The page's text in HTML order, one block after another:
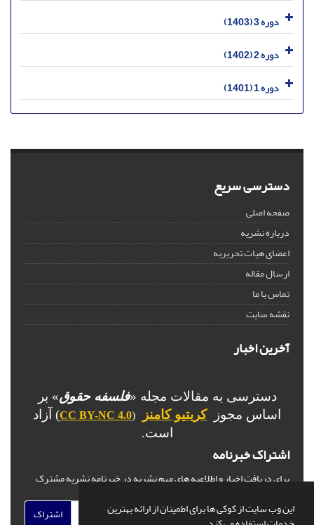
این وب سایت از کوکی ها برای اطمینان از ارائه بهترین
دوره 3 (1403)
دوره 2 (1402)
دوره 1 (1401)
دسترسی سریع
صفحه اصلی
درباره نشریه
اعضای هیات تحریریه
ارسال مقاله
تماس با ما
نقشه سایت
آخرین اخبار
دسترسی به مقالات مجله «فلسفه حقوق» بر
اساس مجوزکریتیو کامنز (
CC BY-NC 4.0) آزاد
است.
اشتراک خبرنامه
برای دریافت اخبار و اطلاعیه های مهم نشریه در خبرنامه نشریه مشترک
اشتراک